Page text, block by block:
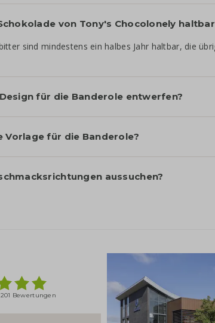
von Tony's Chocolonely
sind mindestens ein halbes Jahr haltbar, die
für die Banderole entwerfen?
Vorlage für die Banderole?
aussuchen?
Bewertungen